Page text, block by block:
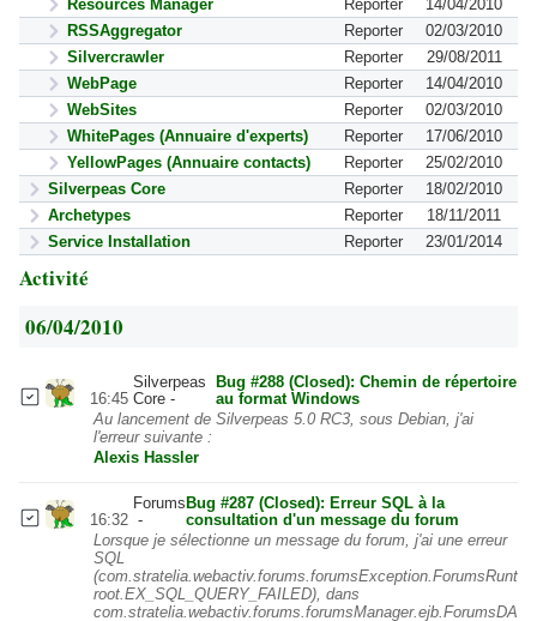
Resources Manager
Reporter
14/04/2010
RSSAggregator
Reporter
02/03/2010
Silvercrawler
Reporter
29/08/2011
WebPage
Reporter
14/04/2010
WebSites
Reporter
02/03/2010
WhitePages (Annuaire d'experts)
Reporter
17/06/2010
YellowPages (Annuaire contacts)
Reporter
25/02/2010
Silverpeas Core
Reporter
18/02/2010
Archetypes
Reporter
18/11/2011
Service Installation
Reporter 23/01/2014
Activité
06/04/2010
16:45
Silverpeas
Core
Bug #288 (Closed): Chemin de répertoire
au format Windows
Au lancement de Silverpeas 5.0 RC3, sous Debian, j'ai
l'erreur suivante :
Alexis Hassler
16:32
Forums Bug #287 (Closed): Erreur SQL à la
consultation d'un message du forum
Lorsque je sélectionne un message du forum, j'ai une erreur
SQL
root.EX_SQL_QUERY_FAILED), dans